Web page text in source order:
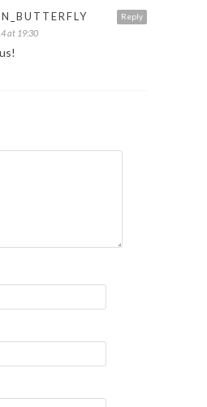
Reply
at 19:30